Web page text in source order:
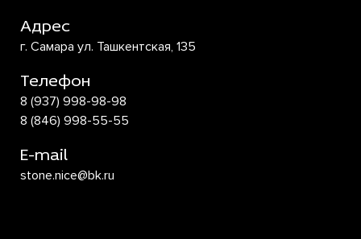
Адрес
г. Самара ул. Ташкентская, 135
Телефон
8 (937) 998-98-98
8 (846) 998-55-55
E-mail
stone.nice@bk.ru